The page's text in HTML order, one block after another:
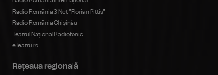
Radio România 3 Net "Florian Pittiş"
Radio România Chișinău
Teatrul Național Radiofonic
eTeatru.ro
Rețeaua regională